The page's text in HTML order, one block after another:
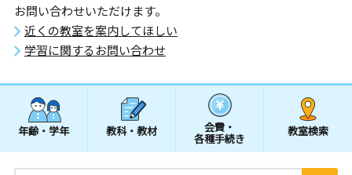
お問い合わせいただけます。
近くの教室を案内してほしい
学習に関するお問い合わせ
年齢・学年 教科・教材 会費・
各種手続き
教室検索